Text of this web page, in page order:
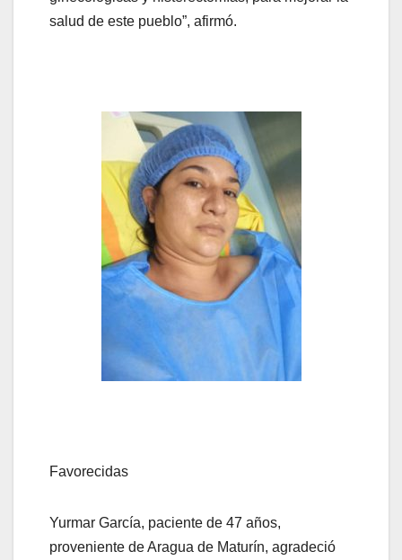
salud de este pueblo”, afirmó.
Favorecidas
Yurmar García, paciente de 47 años,
proveniente de Aragua de Maturín, agradeció